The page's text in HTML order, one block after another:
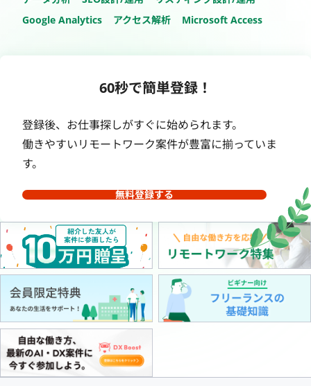
Google Analytics
アクセス解析 Microsoft Access
60秒で簡単登録！
登録後、お仕事探しがすぐに始められます。
働きやすいリモートワーク案件が豊富に揃っていま
す。
無料登録する